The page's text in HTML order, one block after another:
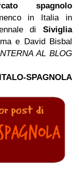
spagnolo
in Italia in
di Siviglia
e David Bisbal
AL BLOG
SPAGNOLA